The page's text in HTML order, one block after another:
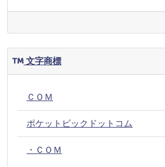
文字商標
ＣＯＭ
ポケットビックドットコム
・ＣＯＭ